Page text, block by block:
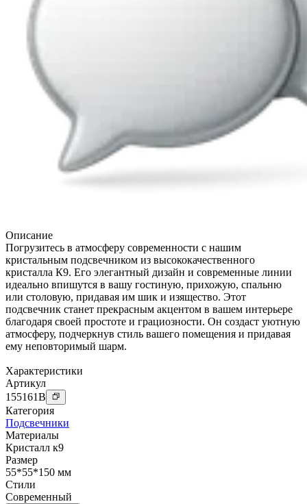
Описание
Погрузитесь в атмосферу современности с нашим
кристальным подсвечником из высококачественного
кристалла К9. Его элегантный дизайн и современные линии
идеально впишутся в вашу гостиную, прихожую, спальню
или столовую, придавая им шик и изящество. Этот
подсвечник станет прекрасным акцентом в вашем интерьере
благодаря своей простоте и грациозности. Он создаст уютную
атмосферу, подчеркнув стиль вашего помещения и придавая
ему неповторимый шарм.
Характеристики
Артикул
155161B
Категория
Подсвечники
Материалы
Кристалл к9
Размер
55*55*150 мм
Стили
Современный